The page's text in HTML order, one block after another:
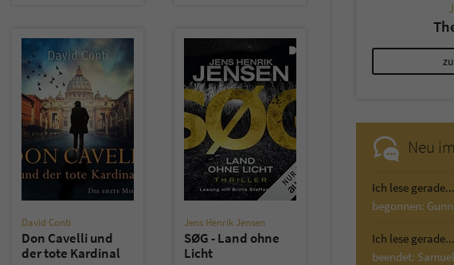
David Conti
Don Cavelli und
der tote Kardinal
Jens Henrik Jensen
SØG - Land ohne
Licht
Neu
Ich lese
Ich lese